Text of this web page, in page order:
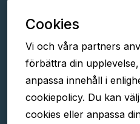
Fyll i formuläret
Jämför arvoden
Välj mäklare
Cookies
Vi och våra partners
förbättra din
anpassa innehåll i
cookiepolicy. Du kan
cookies eller anpassa